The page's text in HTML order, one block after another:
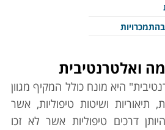
ואלטרנטיבית
היא מונח כולל המקיף מגוון
תיאוריות ושיטות טיפוליות, אשר
דרכים טיפוליות אשר לא זכו